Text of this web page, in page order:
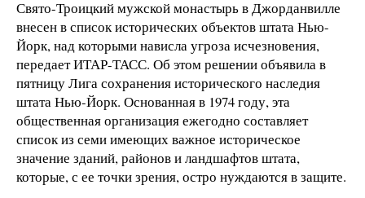
Свято-Троицкий мужской монастырь в Джорданвилле
внесен в список исторических объектов штата Нью-
Йорк, над которыми нависла угроза исчезновения,
передает ИТАР-ТАСС. Об этом решении объявила в
пятницу Лига сохранения исторического наследия
штата Нью-Йорк. Основанная в 1974 году, эта
общественная организация ежегодно составляет
список из семи имеющих важное историческое
значение зданий, районов и ландшафтов штата,
которые, с ее точки зрения, остро нуждаются в защите.